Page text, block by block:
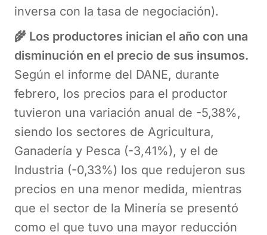
inversa con la tasa de negociación).
🌾 Los productores inician el año con una
disminución en el precio de sus insumos.
Según el informe del DANE, durante
febrero, los precios para el productor
tuvieron una variación anual de -5,38%,
siendo los sectores de Agricultura,
Ganadería y Pesca (-3,41%), y el de
Industria (-0,33%) los que redujeron sus
precios en una menor medida, mientras
que el sector de la Minería se presentó
como el que tuvo una mayor reducción